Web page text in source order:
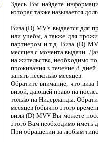
Здесь Вы найдете
которая также называется
Виза (D) MVV выдается для
или учебы, а также для
партнером и т.д. Виза (D)
месяцев с момента выдачи.
на жительство, необходимо
проживания в течение 8
занять несколько месяцев.
Обратите внимание, что виза
визой, дающей право на
только на Нидерланды.
месяцев (обычно этого
визы (D) MVV Вы можете
этого Вам необходимо иметь
При обращении за любым